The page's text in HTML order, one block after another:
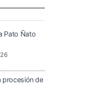
Pato Ñato
procesión de